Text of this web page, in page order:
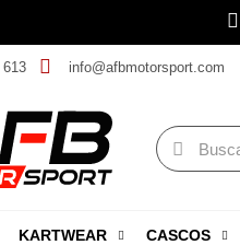
info@afbmotorsport.com
KARTWEAR CASCOS